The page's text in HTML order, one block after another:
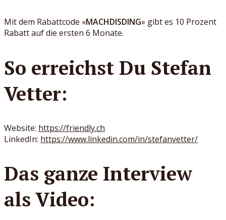
Mit dem Rabattcode «MACHDISDING» gibt es 10 Prozent
Rabatt auf die ersten 6 Monate.
So erreichst Du Stefan
Vetter:
Website: https://friendly.ch
LinkedIn: https://www.linkedin.com/in/stefanvetter/
Das ganze Interview
als Video: